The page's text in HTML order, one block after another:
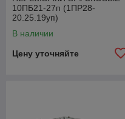
10ПБ21-27п (1ПР28-
20.25.19уп)
В наличии
Цену уточняйте